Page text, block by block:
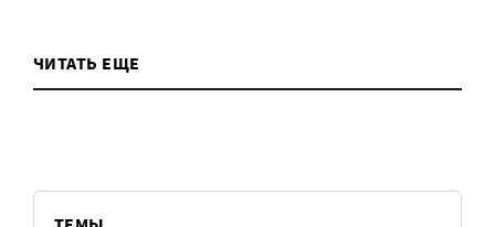
ЧИТАТЬ ЕЩЕ